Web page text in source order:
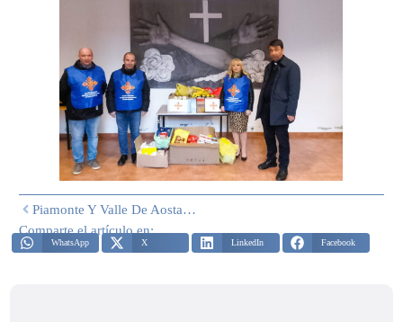
Piamonte Y Valle De Aosta: Evento De Navideño En Turín
Comparte el artículo en:
WhatsApp X LinkedIn Facebook